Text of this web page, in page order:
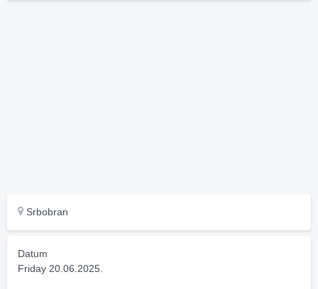
Srbobran
Datum
Friday 20.06.2025.